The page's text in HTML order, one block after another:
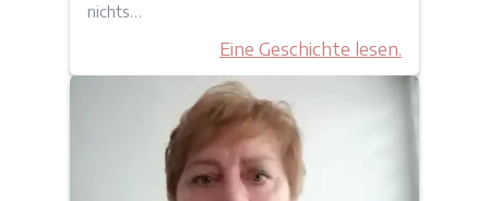
nichts…
Eine Geschichte lesen.